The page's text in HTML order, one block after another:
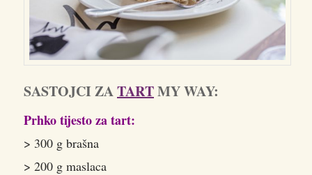
SASTOJCI ZATARTMY WAY:
Prhko tijesto za tart:
> 300 g brašna
> 200 g maslaca